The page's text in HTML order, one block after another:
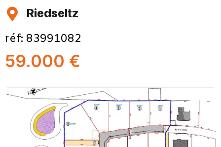
Riedseltz
réf: 83991082
59.000 €